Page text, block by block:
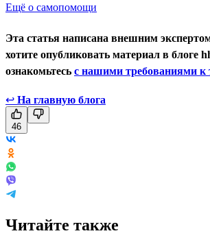
Ещё о самопомощи
Эта статья написана внешним
хотите опубликовать материал в блоге
ознакомьтесь с нашими требованиями к
↩ На главную блога
46
Читайте также